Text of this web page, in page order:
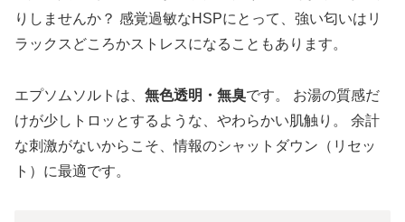
りしませんか？ 感覚過敏なHSPにとって、強い匂いはリ
ラックスどころかストレスになることもあります。
エプソムソルトは、 無色透明・無臭です。 お湯の質感だ
けが少しトロッとするような、やわらかい肌触り。 余計
な刺激がないからこそ、情報のシャットダウン（リセッ
ト）に最適です。